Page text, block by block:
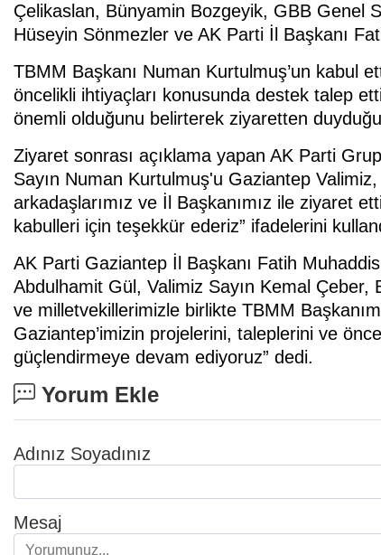
Çelikaslan, Bünyamin Bozgeyik, GBB Genel
Hüseyin Sönmezler ve AK Parti İl Başkanı
TBMM Başkanı Numan Kurtulmuş’un kabul
öncelikli ihtiyaçları konusunda destek talep
önemli olduğunu belirterek ziyaretten
Ziyaret sonrası açıklama yapan AK Parti
Sayın Numan Kurtulmuş'u Gaziantep
arkadaşlarımız ve İl Başkanımız ile ziyaret
kabulleri için teşekkür ederiz” ifadelerini
AK Parti Gaziantep İl Başkanı Fatih
Abdulhamit Gül, Valimiz Sayın Kemal Çeber,
ve milletvekillerimizle birlikte TBMM
Gaziantep’imizin projelerini, taleplerini ve
güçlendirmeye devam ediyoruz” dedi.
Yorum Ekle
Adınız Soyadınız
Mesaj